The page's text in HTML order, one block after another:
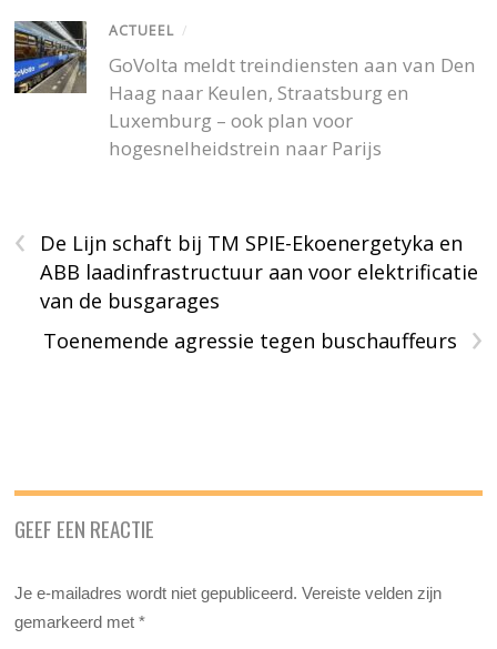
ACTUEEL /
GoVolta meldt treindiensten aan van Den
Haag naar Keulen, Straatsburg en
Luxemburg – ook plan voor
hogesnelheidstrein naar Parijs
‹
De Lijn schaft bij TM SPIE-Ekoenergetyka en
ABB laadinfrastructuur aan voor elektrificatie
van de busgarages
›
Toenemende agressie tegen buschauffeurs
GEEF EEN REACTIE
Je e-mailadres wordt niet gepubliceerd. Vereiste velden zijn
gemarkeerd met*